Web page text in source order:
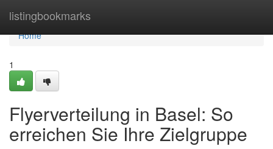
listingbookmarks
Home
Home
1
Flyerverteilung in Basel: So
erreichen Sie Ihre Zielgruppe